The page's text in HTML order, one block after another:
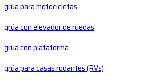
grúa para motocicletas
grúa con elevador de ruedas
grúa con plataforma
grúa para casas rodantes (RVs)